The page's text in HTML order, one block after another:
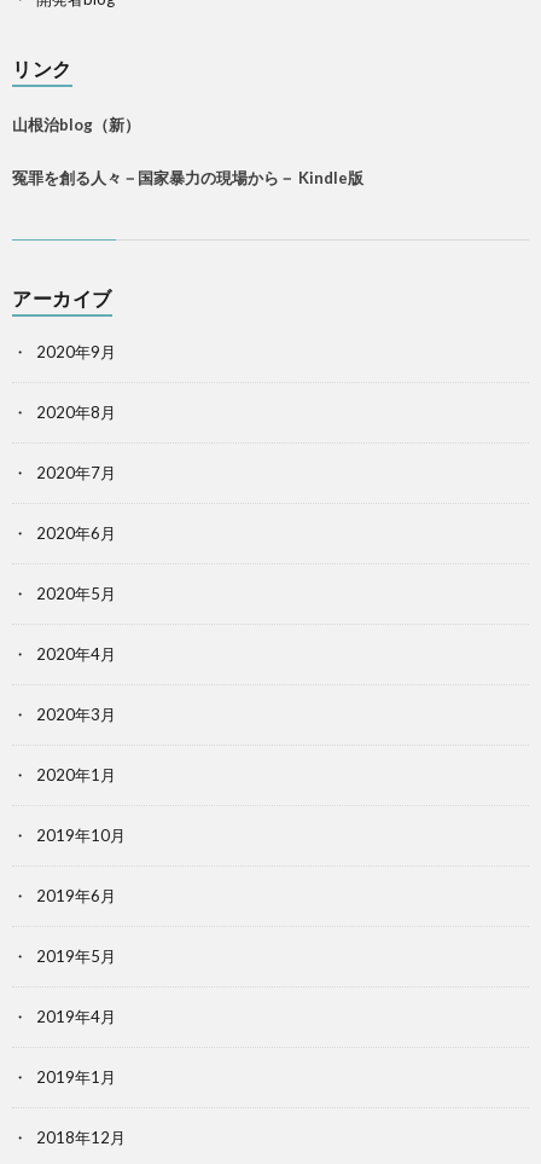
リンク
山根治blog（新）
冤罪を創る人々－国家暴力の現場から－ Kindle版
アーカイブ
2020年9月
2020年8月
2020年7月
2020年6月
2020年5月
2020年4月
2020年3月
2020年1月
2019年10月
2019年6月
2019年5月
2019年4月
2019年1月
2018年12月